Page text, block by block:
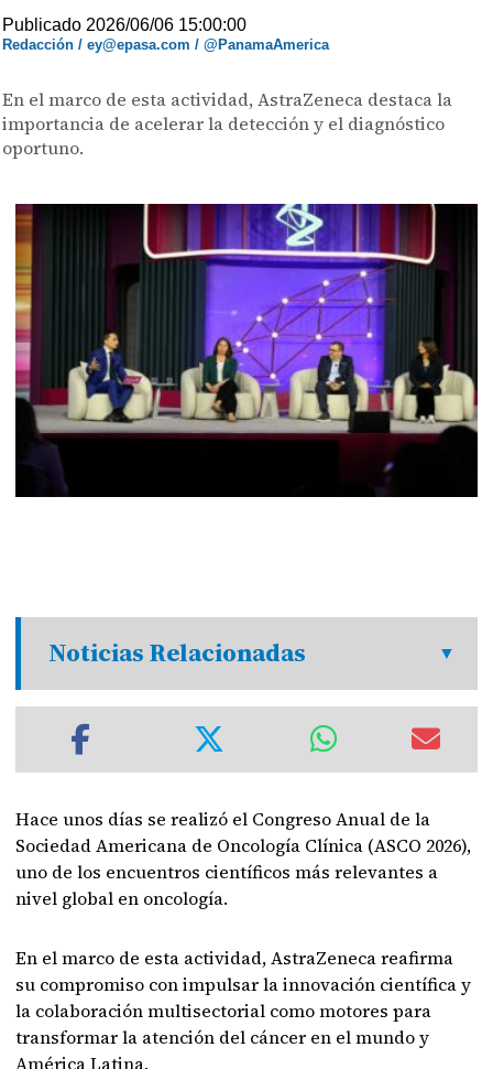
Publicado 2026/06/06 15:00:00
Redacción / ey@epasa.com / @PanamaAmerica
En el marco de esta actividad, AstraZeneca destaca la
importancia de acelerar la detección y el diagnóstico
oportuno.
Noticias Relacionadas
Hace unos días se realizó el Congreso Anual de la
Sociedad Americana de Oncología Clínica (ASCO 2026),
uno de los encuentros científicos más relevantes a
nivel global en oncología.
En el marco de esta actividad, AstraZeneca reafirma
su compromiso con impulsar la innovación científica y
la colaboración multisectorial como motores para
transformar la atención del cáncer en el mundo y
América Latina.